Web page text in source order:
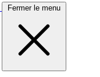
Fermer le menu